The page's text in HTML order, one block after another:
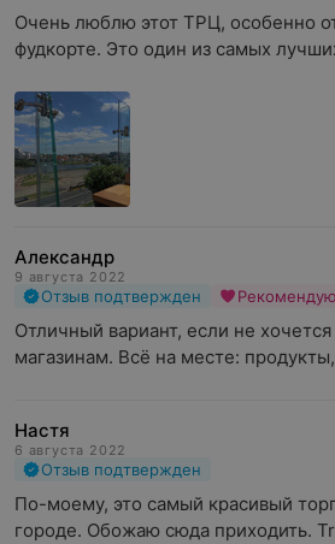
Очень люблю этот ТРЦ, особенно
фудкорте. Это один из самых
Александр
9 августа 2022
Отзыв подтвержден Рекомендую
Отличный вариант, если не
магазинам. Всё на месте:
Настя
6 августа 2022
Отзыв подтвержден
По-моему, это самый красивый
городе. Обожаю сюда приходить.